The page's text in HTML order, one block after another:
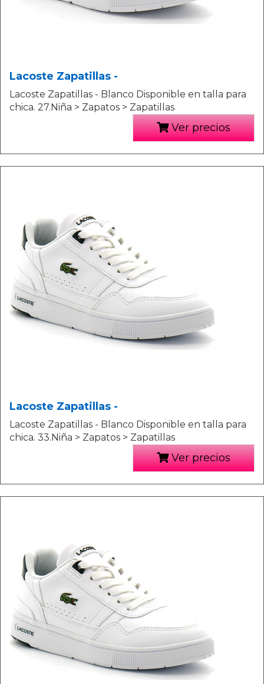
Lacoste Zapatillas -
Lacoste Zapatillas - Blanco Disponible en talla para
chica. 27.Niña > Zapatos > Zapatillas
Ver precios
Lacoste Zapatillas -
Lacoste Zapatillas - Blanco Disponible en talla para
chica. 33.Niña > Zapatos > Zapatillas
Ver precios